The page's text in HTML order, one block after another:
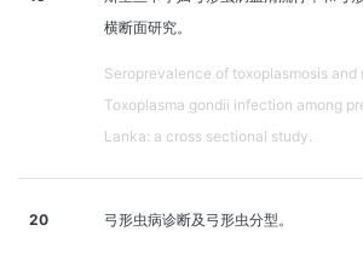
横断面研究。
Seroprevalence of toxoplasmosis and
Toxoplasma gondii infection among
Lanka: a cross sectional study.
20 弓形虫病诊断及弓形虫分型。